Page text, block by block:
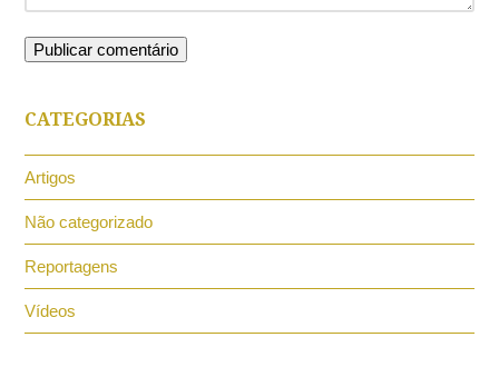
CATEGORIAS
Artigos
Não categorizado
Reportagens
Vídeos